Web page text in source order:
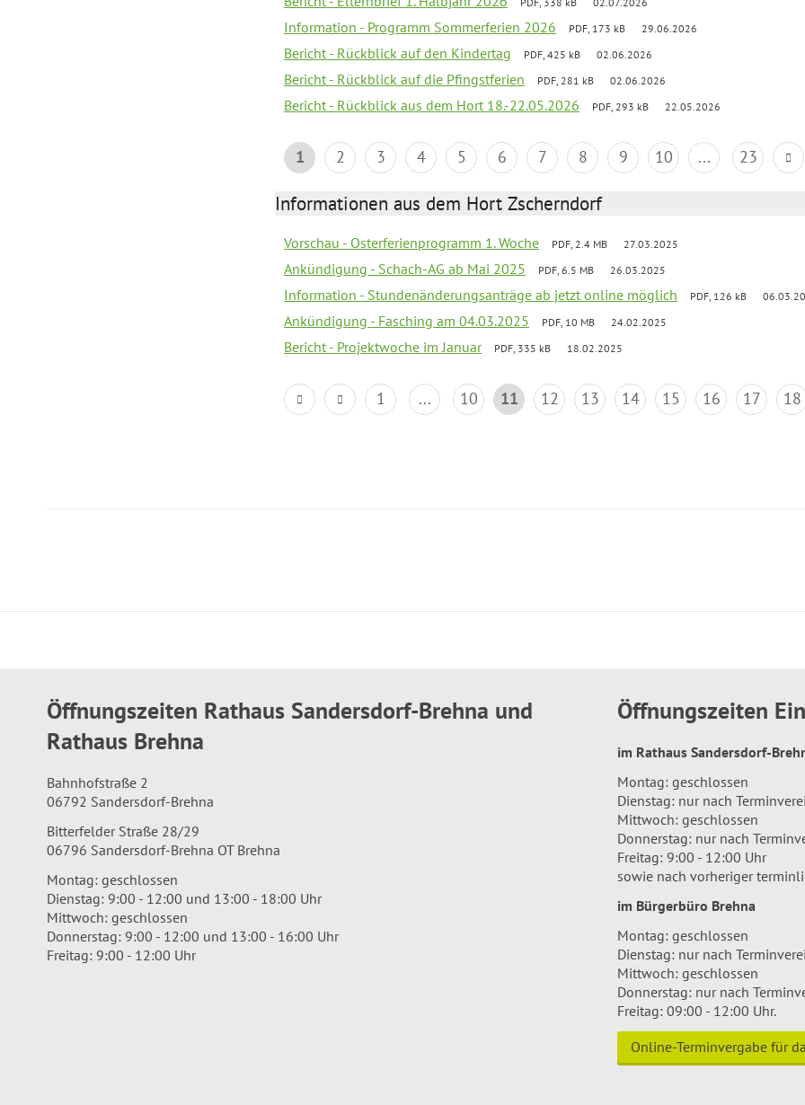
Information - Programm Sommerferien 2026 PDF, 173 kB 29.06.2026
Bericht - Rückblick auf den Kindertag PDF, 425 kB 02.06.2026
Bericht - Rückblick auf die Pfingstferien PDF, 281 kB 02.06.2026
Bericht - Rückblick aus dem Hort 18.-22.05.2026 PDF, 293 kB 22.05.2026
1 2 3 4 5 6 7 8 9 10 ... 23
Informationen aus dem Hort Zscherndorf
Vorschau - Osterferienprogramm 1. Woche PDF, 2.4 MB 27.03.2025
Ankündigung - Schach-AG ab Mai 2025 PDF, 6.5 MB 26.03.2025
Information - Stundenänderungsanträge ab jetzt online möglich PDF, 126 kB
Ankündigung - Fasching am 04.03.2025 PDF, 10 MB 24.02.2025
Bericht - Projektwoche im Januar PDF, 335 kB 18.02.2025
1 ... 10 11 12 13 14 15 16 17 18
Öffnungszeiten Rathaus Sandersdorf-Brehna und
Rathaus Brehna
Bahnhofstraße 2
06792 Sandersdorf-Brehna
Bitterfelder Straße 28/29
06796 Sandersdorf-Brehna OT Brehna
Montag: geschlossen
Dienstag: 9:00 - 12:00 und 13:00 - 18:00 Uhr
Mittwoch: geschlossen
Donnerstag: 9:00 - 12:00 und 13:00 - 16:00 Uhr
Freitag: 9:00 - 12:00 Uhr
Öffnungszeiten
im Rathaus Sandersdorf-
Montag: geschlossen
Dienstag: nur nach
Mittwoch: geschlossen
Donnerstag: nur nach
Freitag: 9:00 - 12:00 Uhr
sowie nach vorheriger
im Bürgerbüro Brehna
Montag: geschlossen
Dienstag: nur nach
Mittwoch: geschlossen
Donnerstag: nur nach
Freitag: 09:00 - 12:00 Uhr.
Online-Terminvergabe für